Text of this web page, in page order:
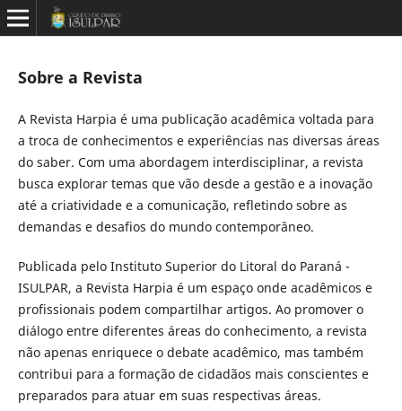
Sobre a Revista
A Revista Harpia é uma publicação acadêmica voltada para
a troca de conhecimentos e experiências nas diversas áreas
do saber. Com uma abordagem interdisciplinar, a revista
busca explorar temas que vão desde a gestão e a inovação
até a criatividade e a comunicação, refletindo sobre as
demandas e desafios do mundo contemporâneo.
Publicada pelo Instituto Superior do Litoral do Paraná -
ISULPAR, a Revista Harpia é um espaço onde acadêmicos e
profissionais podem compartilhar artigos. Ao promover o
diálogo entre diferentes áreas do conhecimento, a revista
não apenas enriquece o debate acadêmico, mas também
contribui para a formação de cidadãos mais conscientes e
preparados para atuar em suas respectivas áreas.